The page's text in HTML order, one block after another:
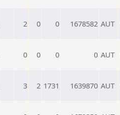
2 0 0 1678582 AUT
0 0 0 0 AUT
3 2 1731 1639870 AUT